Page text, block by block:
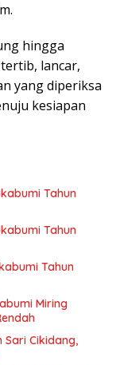
hingga
lancar,
yang diperiksa
kesiapan
Tahun
Tahun
Tahun
Miring
Sari Cikidang,